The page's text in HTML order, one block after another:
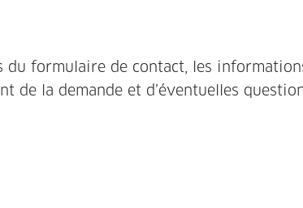
formulaire de contact, les
de la demande et d’éventuelles